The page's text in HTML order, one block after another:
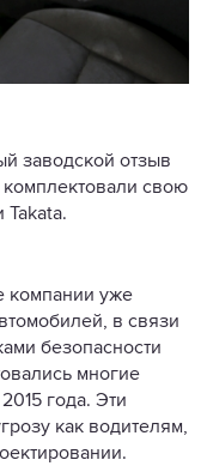
заводской отзыв
свою
компании уже
в связи
безопасности
многие
года. Эти
как водителям,